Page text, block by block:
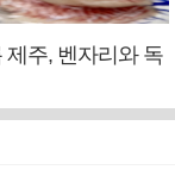
제주, 벤자리와 독